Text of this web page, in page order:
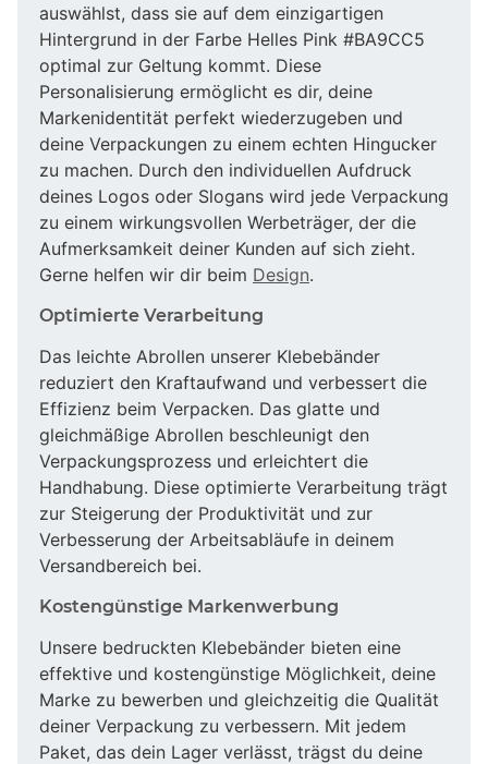
auswählst, dass sie auf dem einzigartigen
Hintergrund in der Farbe Helles Pink #BA9CC5
optimal zur Geltung kommt. Diese
Personalisierung ermöglicht es dir, deine
Markenidentität perfekt wiederzugeben und
deine Verpackungen zu einem echten Hingucker
zu machen. Durch den individuellen Aufdruck
deines Logos oder Slogans wird jede Verpackung
zu einem wirkungsvollen Werbeträger, der die
Aufmerksamkeit deiner Kunden auf sich zieht.
Gerne helfen wir dir beim Design.
Optimierte Verarbeitung
Das leichte Abrollen unserer Klebebänder
reduziert den Kraftaufwand und verbessert die
Effizienz beim Verpacken. Das glatte und
gleichmäßige Abrollen beschleunigt den
Verpackungsprozess und erleichtert die
Handhabung. Diese optimierte Verarbeitung trägt
zur Steigerung der Produktivität und zur
Verbesserung der Arbeitsabläufe in deinem
Versandbereich bei.
Kostengünstige Markenwerbung
Unsere bedruckten Klebebänder bieten eine
effektive und kostengünstige Möglichkeit, deine
Marke zu bewerben und gleichzeitig die Qualität
deiner Verpackung zu verbessern. Mit jedem
Paket, das dein Lager verlässt, trägst du deine